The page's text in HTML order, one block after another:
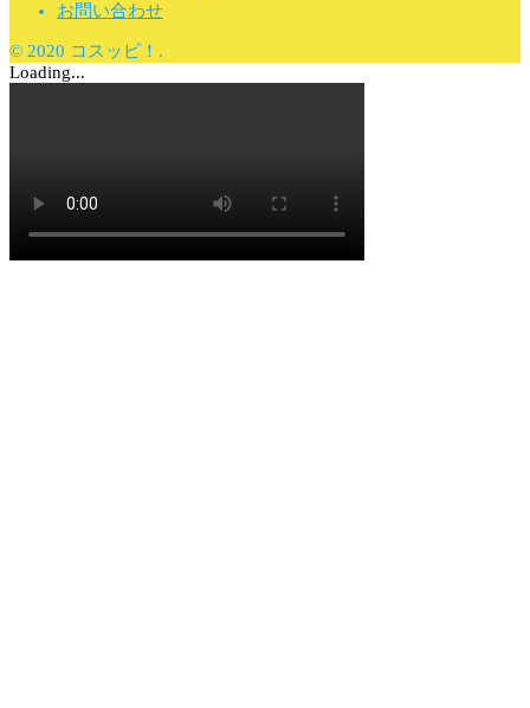
お問い合わせ
© 2020 コスッピ！.
Loading...